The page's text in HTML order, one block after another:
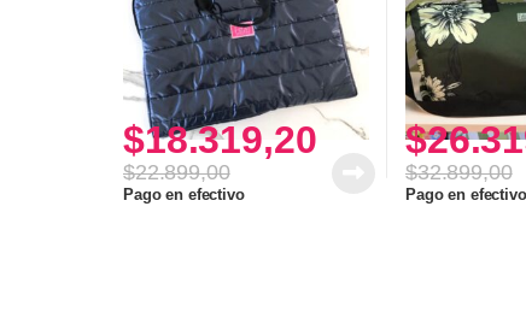
$18.319,20
$22.899,00
Pago en efectivo
$
$32.899,00
Pago en efectivo